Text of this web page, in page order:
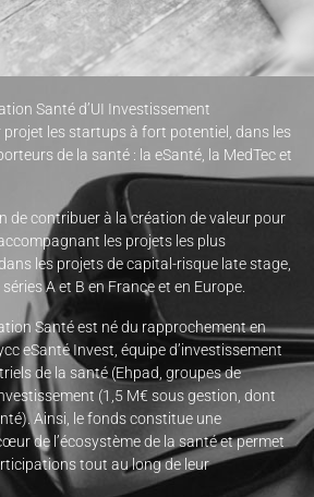
Santé d’UI Investissement
les startups à fort potentiel, dans les
de la santé : la eSanté, la MedTec et
de contribuer à la création de valeur pour
les projets les plus
les projets de capital-risque late stage,
A et B en France et en Europe.
Santé est né du rapprochement en
eSanté Invest, équipe d’investissement
de la santé (Ehpad, groupes de
(1,5 M€ sous gestion, dont
Ainsi, le fonds constitue une
de l’écosystème de la santé et permet
tout au long de leur